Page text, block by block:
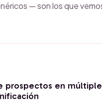
— son los que
prospectos en